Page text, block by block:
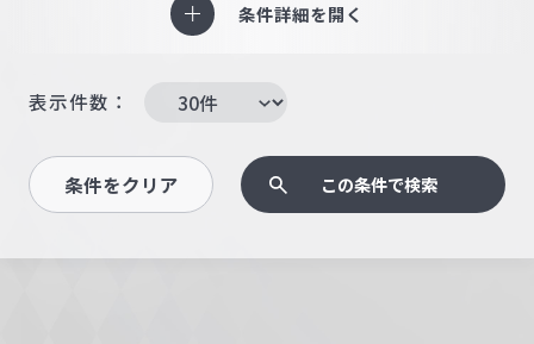
条件詳細を開く
表示件数：
条件をクリア この条件で検索